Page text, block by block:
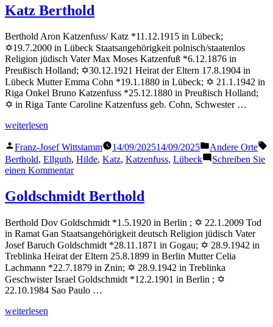
Berthold
Katz Berthold
Berthold Aron Katzenfuss/ Katz *11.12.1915 in Lübeck;
✡19.7.2000 in Lübeck Staatsangehörigkeit polnisch/staatenlos
Religion jüdisch Vater Max Moses Katzenfuß *6.12.1876 in
Preußisch Holland; ✡30.12.1921 Heirat der Eltern 17.8.1904 in
Lübeck Mutter Emma Cohn *19.1.1880 in Lübeck; ✡ 21.1.1942 in
Riga Onkel Bruno Katzenfuss *25.12.1880 in Preußisch Holland;
✡ in Riga Tante Caroline Katzenfuss geb. Cohn, Schwester …
„Katz
weiterlesen
Veröffentlicht
von
Franz-Josef Wittstamm 14/09/202514/09/2025
Veröffentlicht
in
Andere Orte
Berthold, Ellguth, Hilde, Katz, Katzenfuss, Lübeck
Schreiben Sie
einen Kommentarzu
Berthold
Goldschmidt Berthold
Berthold Dov Goldschmidt *1.5.1920 in Berlin ; ✡ 22.1.2009 Tod
in Ramat Gan Staatsangehörigkeit deutsch Religion jüdisch Vater
Josef Baruch Goldschmidt *28.11.1871 in Gogau; ✡ 28.9.1942 in
Treblinka Heirat der Eltern 25.8.1899 in Berlin Mutter Celia
Lachmann *22.7.1879 in Znin; ✡ 28.9.1942 in Treblinka
Geschwister Israel Goldschmidt *12.2.1901 in Berlin ; ✡
22.10.1984 Sao Paulo …
„Goldschmidt
weiterlesen